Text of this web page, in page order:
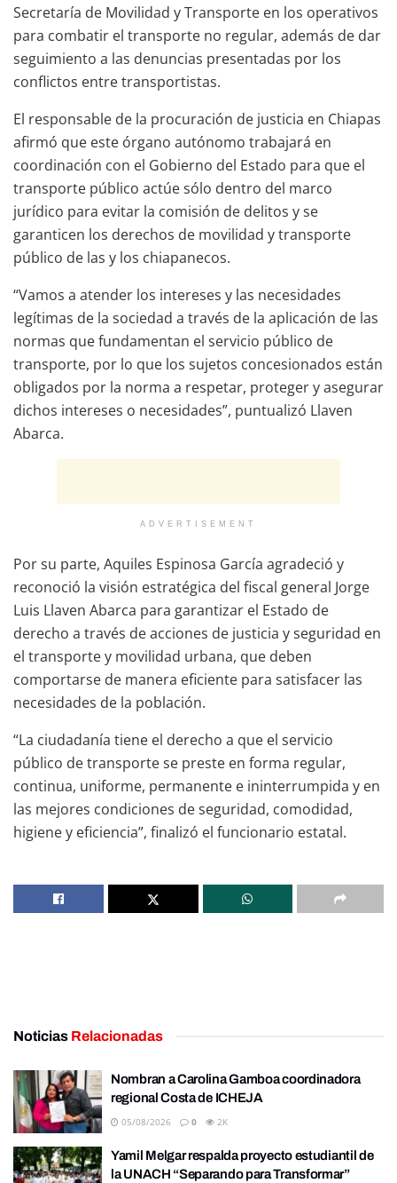
Secretaría de Movilidad y Transporte en los operativos
para combatir el transporte no regular, además de dar
seguimiento a las denuncias presentadas por los
conflictos entre transportistas.
El responsable de la procuración de justicia en Chiapas
afirmó que este órgano autónomo trabajará en
coordinación con el Gobierno del Estado para que el
transporte público actúe sólo dentro del marco
jurídico para evitar la comisión de delitos y se
garanticen los derechos de movilidad y transporte
público de las y los chiapanecos.
“Vamos a atender los intereses y las necesidades
legítimas de la sociedad a través de la aplicación de las
normas que fundamentan el servicio público de
transporte, por lo que los sujetos concesionados están
obligados por la norma a respetar, proteger y asegurar
dichos intereses o necesidades”, puntualizó Llaven
Abarca.
ADVERTISEMENT
Por su parte, Aquiles Espinosa García agradeció y
reconoció la visión estratégica del fiscal general Jorge
Luis Llaven Abarca para garantizar el Estado de
derecho a través de acciones de justicia y seguridad en
el transporte y movilidad urbana, que deben
comportarse de manera eficiente para satisfacer las
necesidades de la población.
“La ciudadanía tiene el derecho a que el servicio
público de transporte se preste en forma regular,
continua, uniforme, permanente e ininterrumpida y en
las mejores condiciones de seguridad, comodidad,
higiene y eficiencia”, finalizó el funcionario estatal.
Noticias Relacionadas
Nombran a Carolina Gamboa coordinadora
regional Costa de ICHEJA
05/08/2026 0 2K
Yamil Melgar respalda proyecto estudiantil de
la UNACH “Separando para Transformar”